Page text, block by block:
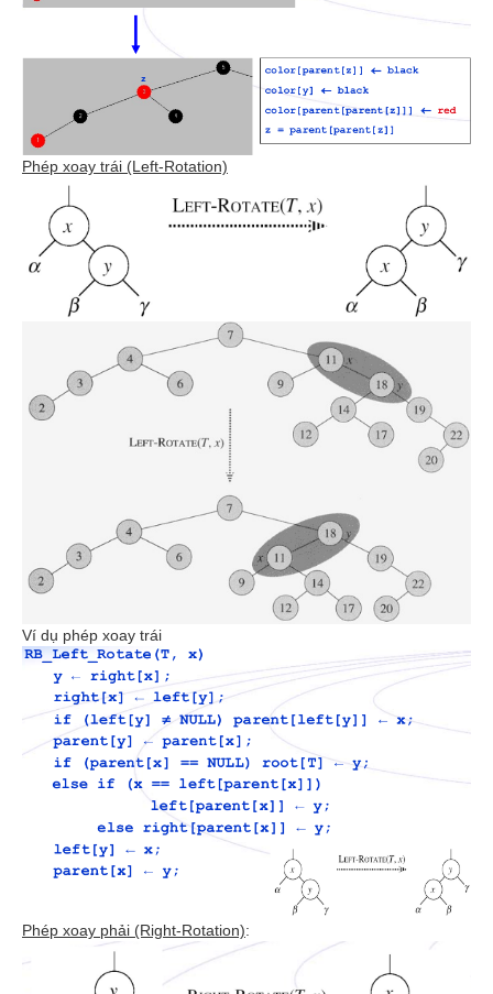
Phép xoay trái (Left-Rotation)
Ví dụ phép xoay trái
Phép xoay phải (Right-Rotation):